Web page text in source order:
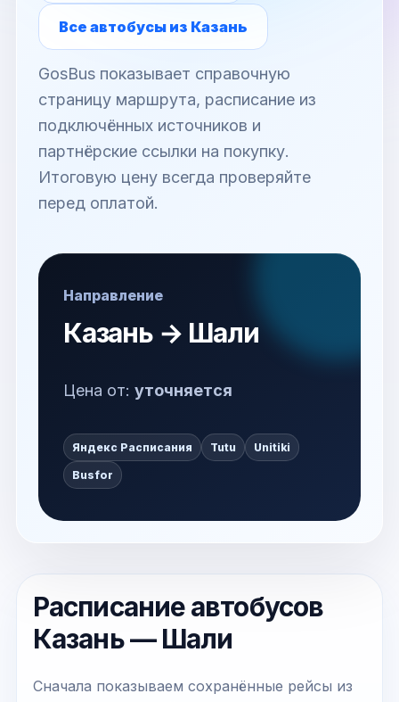
Все автобусы из Казань
GosBus показывает справочную
страницу маршрута, расписание из
подключённых источников и
партнёрские ссылки на покупку.
Итоговую цену всегда проверяйте
перед оплатой.
Направление
Казань → Шали
Цена от: уточняется
Яндекс Расписания Tutu Unitiki
Busfor
Расписание автобусов
Казань — Шали
Сначала показываем сохранённые рейсы из